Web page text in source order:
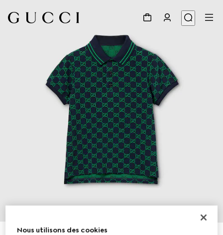
Nous utilisons des cookies